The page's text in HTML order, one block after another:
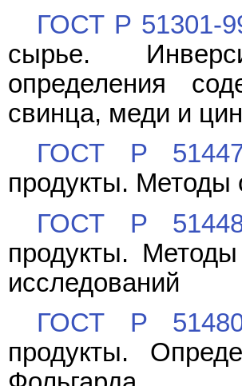
ГОСТ Р 51301-
сырье.
определения
свинца, меди и
ГОСТ Р
продукты. Методы
ГОСТ Р
продукты. Методы
исследований
ГОСТ Р
продукты.